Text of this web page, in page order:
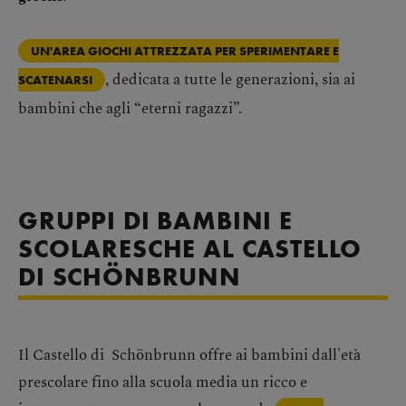
UN'AREA GIOCHI ATTREZZATA PER SPERIMENTARE E
SCATENARSI
, dedicata a tutte le generazioni, sia ai
bambini che agli “eterni ragazzi”.
GRUPPI DI BAMBINI E
SCOLARESCHE AL CASTELLO
DI SCHÖNBRUNN
Il Castello di Schönbrunn offre ai bambini dall'età
prescolare fino alla scuola media un ricco e